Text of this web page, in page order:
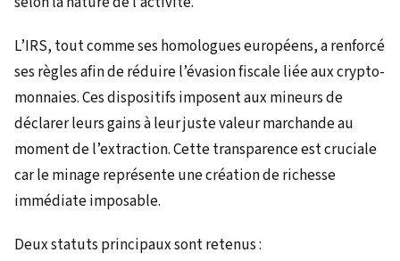
L’IRS, tout comme ses homologues européens, a renforcé
ses règles afin de réduire l’évasion fiscale liée aux crypto-
monnaies. Ces dispositifs imposent aux mineurs de
déclarer leurs gains à leur juste valeur marchande au
moment de l’extraction. Cette transparence est cruciale
car le minage représente une création de richesse
immédiate imposable.
Deux statuts principaux sont retenus :